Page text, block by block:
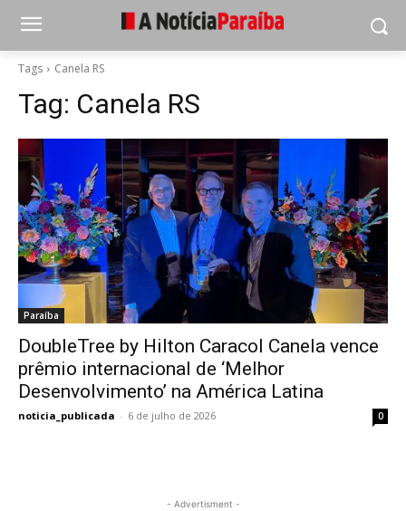
Tags Canela RS
Tag: Canela RS
Paraíba
DoubleTree by Hilton Caracol Canela vence
prêmio internacional de ‘Melhor
Desenvolvimento’ na América Latina
noticia_publicada - 6 de julho de 2026 0
- Advertisment -